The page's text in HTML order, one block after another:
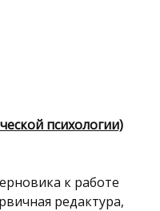
психологии)
к работе
редактура,